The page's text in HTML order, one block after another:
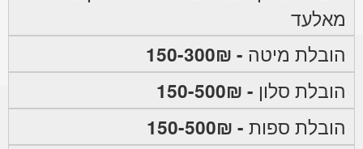
מאלעד
הובלת מיטה - 150-300₪
הובלת סלון - 150-500₪
הובלת ספות - 150-500₪